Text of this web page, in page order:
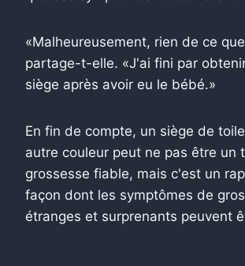
«Malheureusement, rien de ce
partage-t-elle. «J'ai fini par
siège après avoir eu le bébé.»
En fin de compte, un siège de
autre couleur peut ne pas être un
grossesse fiable, mais c'est un
façon dont les symptômes de
étranges et surprenants peuvent